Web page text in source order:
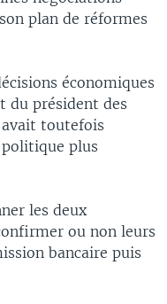
plan de réformes
économiques
du président des
toutefois
plus
les deux
ou non leurs
bancaire puis